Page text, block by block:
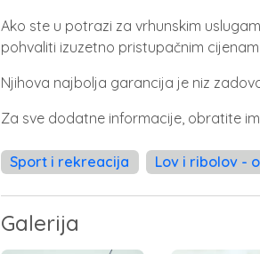
Ako ste u potrazi za vrhunskim
pohvaliti izuzetno pristupačnim
Njihova najbolja garancija je niz
Za sve dodatne informacije, obratite
Sport i rekreacija Lov i ribolov -
Galerija